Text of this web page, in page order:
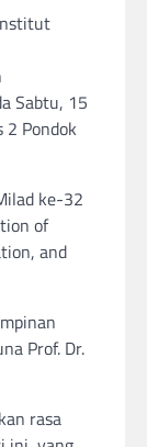
Sabtu, 15
Pondok
ke-32
of
and
Prof. Dr.
rasa